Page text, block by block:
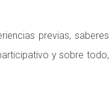
previas, saberes
y sobre todo,